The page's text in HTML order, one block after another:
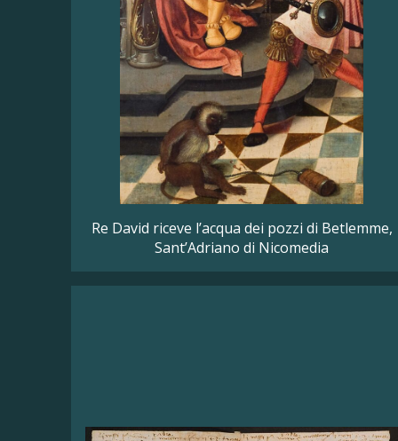
Re David riceve l’acqua dei pozzi di Betlemme,
Sant’Adriano di Nicomedia